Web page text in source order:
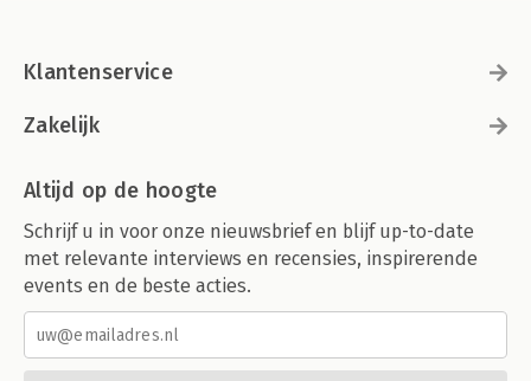
Klantenservice
Zakelijk
Altijd op de hoogte
Schrijf u in voor onze nieuwsbrief en blijf up-to-date
met relevante interviews en recensies, inspirerende
events en de beste acties.